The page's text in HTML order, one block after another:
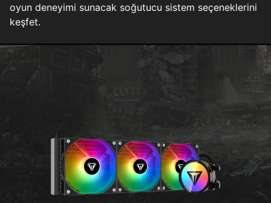
oyun deneyimi sunacak soğutucu sistem seçeneklerini
keşfet.